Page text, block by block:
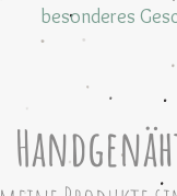
besonderes